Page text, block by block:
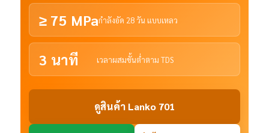
≥ 75 MPaกำลังอัด 28 วัน แบบเหลว
3 นาที เวลาผสมขั้นต่ำตาม TDS
ดูสินค้า Lanko 701